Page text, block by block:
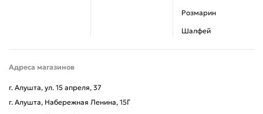
Розмарин
Шалфей
Адреса магазинов
г. Алушта, ул. 15 апреля, 37
г. Алушта, Набережная Ленина, 15Г